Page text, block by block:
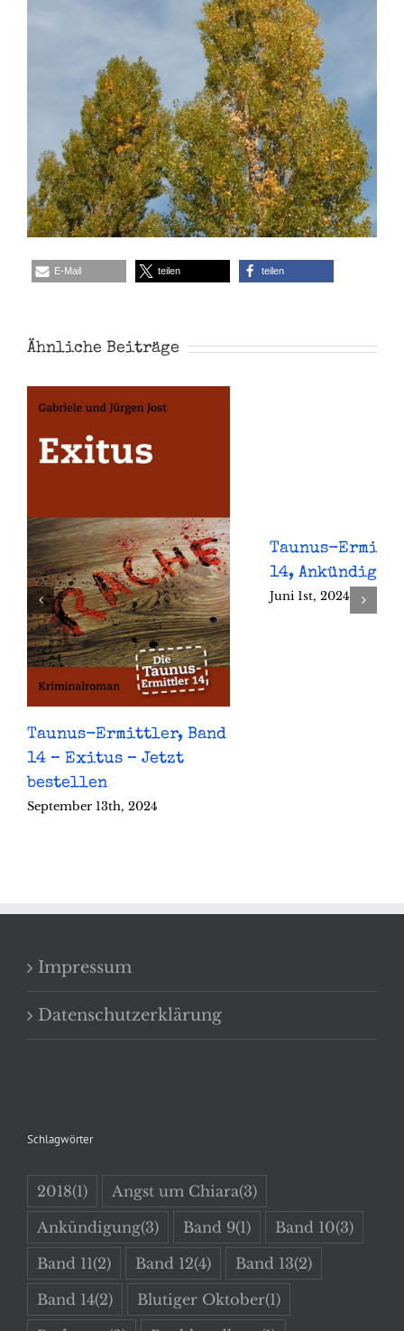
E-Mail teilen teilen
Ähnliche Beiträge
Taunus-Ermittler, Band
14 – Exitus – Jetzt
bestellen
September 13th, 2024
Taunus-
14,
Juni 1st, 2024
Impressum
Datenschutzerklärung
Schlagwörter
2018(1) Angst um Chiara(3)
Ankündigung(3) Band 9(1) Band 10(3)
Band 11(2) Band 12(4) Band 13(2)
Band 14(2) Blutiger Oktober(1)